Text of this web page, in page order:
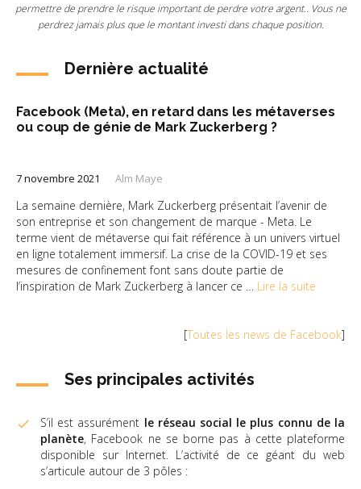
permettre de prendre le risque important de perdre votre argent.. Vous ne
perdrez jamais plus que le montant investi dans chaque position.
Dernière actualité
Facebook (Meta), en retard dans les métaverses
ou coup de génie de Mark Zuckerberg ?
7 novembre 2021 Alm Maye
La semaine dernière, Mark Zuckerberg présentait l’avenir de
son entreprise et son changement de marque - Meta. Le
terme vient de métaverse qui fait référence à un univers virtuel
en ligne totalement immersif. La crise de la COVID-19 et ses
mesures de confinement font sans doute partie de
l’inspiration de Mark Zuckerberg à lancer ce … Lire la suite
[Toutes les news de Facebook]
Ses principales activités
S’il est assurément le réseau social le plus connu de la
planète, Facebook ne se borne pas à cette plateforme
disponible sur Internet. L’activité de ce géant du web
s’articule autour de 3 pôles :